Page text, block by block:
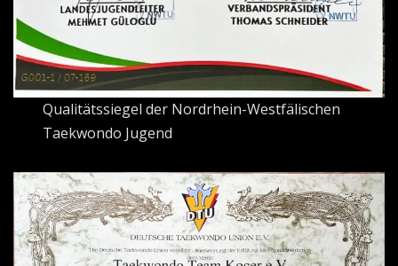
Qualitätssiegel der Nordrhein-Westfälischen
Taekwondo Jugend